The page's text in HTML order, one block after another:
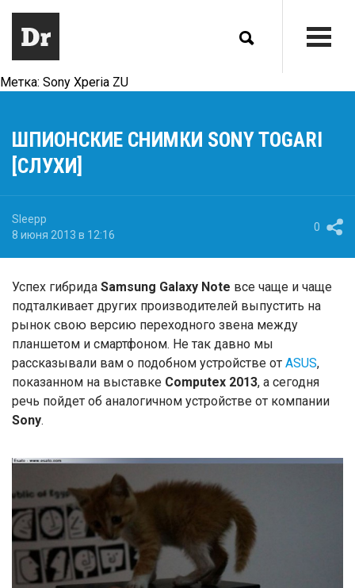
Метка: Sony Xperia ZU
ШПИОНСКИЕ СНИМКИ SONY TOGARI
[СЛУХИ]
Sleepp
8 июня 2013 в 12:16
0
Успех гибрида Samsung Galaxy Note все чаще и чаще
подталкивает других производителей выпустить на
рынок свою версию переходного звена между
планшетом и смартфоном. Не так давно мы
рассказывали вам о подобном устройстве от ASUS,
показанном на выставке Computex 2013, а сегодня
речь пойдет об аналогичном устройстве от компании
Sony.